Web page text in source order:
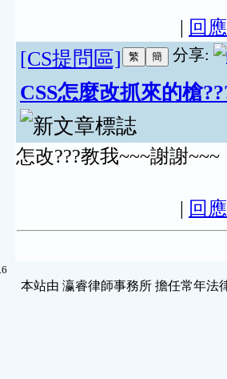
| 回應
分享:
[CS提問區]
CSS怎麼改抓來的槍
怎改???教我~~~謝謝~~~
| 回應
本站由 瀛睿律師事務所 擔任常年法